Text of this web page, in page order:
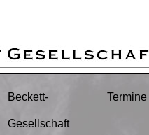
Beckett-
Gesellschaft
Termine